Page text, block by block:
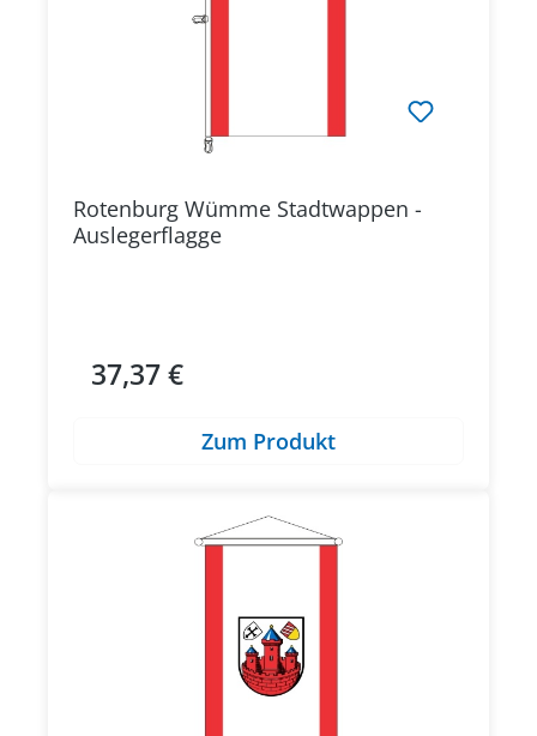
Rotenburg Wümme Stadtwappen -
Auslegerflagge
Regulärer Preis:
37,37 €
Zum Produkt